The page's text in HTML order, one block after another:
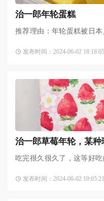
治一郎年轮蛋糕
推荐理由：年轮蛋糕被日
油，可以品尝到浓浓的蛋
发布时间：2024-06-02 18:18:05
治一郎草莓年轮，某
吃完很久很久了，这等好
单了，无论如何，治一
发布时间：2024-06-02 10:05:21